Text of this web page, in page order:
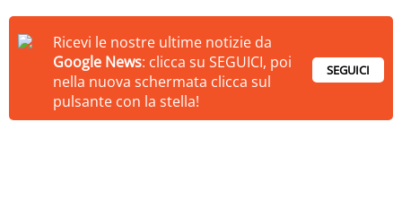
Ricevi le nostre ultime notizie da
Google News: clicca su SEGUICI, poi
nella nuova schermata clicca sul
pulsante con la stella!
SEGUICI